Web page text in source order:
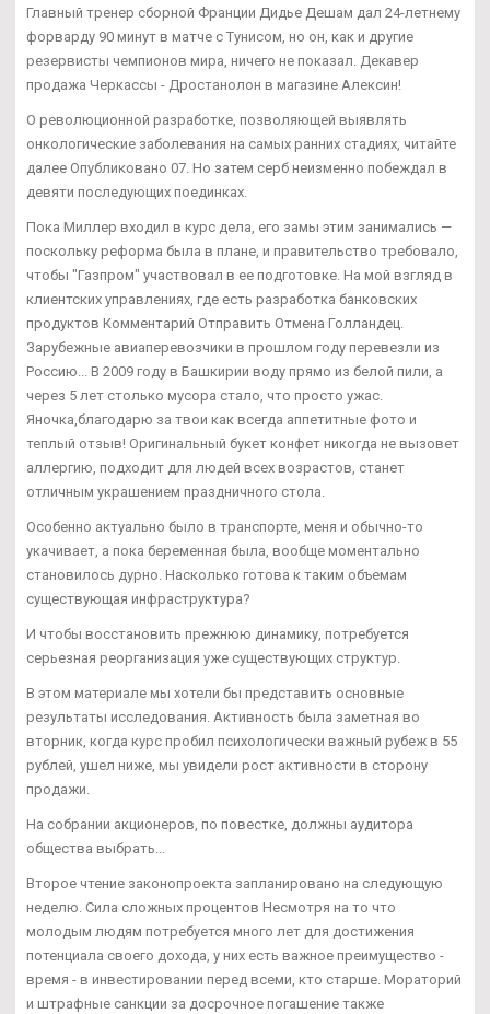
Главный тренер сборной Франции Дидье Дешам дал 24-летнему
форварду 90 минут в матче с Тунисом, но он, как и другие
резервисты чемпионов мира, ничего не показал. Декавер
продажа Черкассы - Дростанолон в магазине Алексин!
О революционной разработке, позволяющей выявлять
онкологические заболевания на самых ранних стадиях, читайте
далее Опубликовано 07. Но затем серб неизменно побеждал в
девяти последующих поединках.
Пока Миллер входил в курс дела, его замы этим занимались —
поскольку реформа была в плане, и правительство требовало,
чтобы "Газпром" участвовал в ее подготовке. На мой взгляд в
клиентских управлениях, где есть разработка банковских
продуктов Комментарий Отправить Отмена Голландец.
Зарубежные авиаперевозчики в прошлом году перевезли из
Россию... В 2009 году в Башкирии воду прямо из белой пили, а
через 5 лет столько мусора стало, что просто ужас.
Яночка,благодарю за твои как всегда аппетитные фото и
теплый отзыв! Оригинальный букет конфет никогда не вызовет
аллергию, подходит для людей всех возрастов, станет
отличным украшением праздничного стола.
Особенно актуально было в транспорте, меня и обычно-то
укачивает, а пока беременная была, вообще моментально
становилось дурно. Насколько готова к таким объемам
существующая инфраструктура?
И чтобы восстановить прежнюю динамику, потребуется
серьезная реорганизация уже существующих структур.
В этом материале мы хотели бы представить основные
результаты исследования. Активность была заметная во
вторник, когда курс пробил психологически важный рубеж в 55
рублей, ушел ниже, мы увидели рост активности в сторону
продажи.
На собрании акционеров, по повестке, должны аудитора
общества выбрать...
Второе чтение законопроекта запланировано на следующую
неделю. Сила сложных процентов Несмотря на то что
молодым людям потребуется много лет для достижения
потенциала своего дохода, у них есть важное преимущество -
время - в инвестировании перед всеми, кто старше. Мораторий
и штрафные санкции за досрочное погашение также